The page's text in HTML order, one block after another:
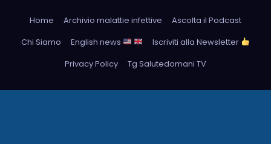
Home Archivio malattie infettive
Ascolta il Podcast
Chi Siamo
English news
Iscriviti alla Newsletter
Privacy Policy
Tg Salutedomani TV